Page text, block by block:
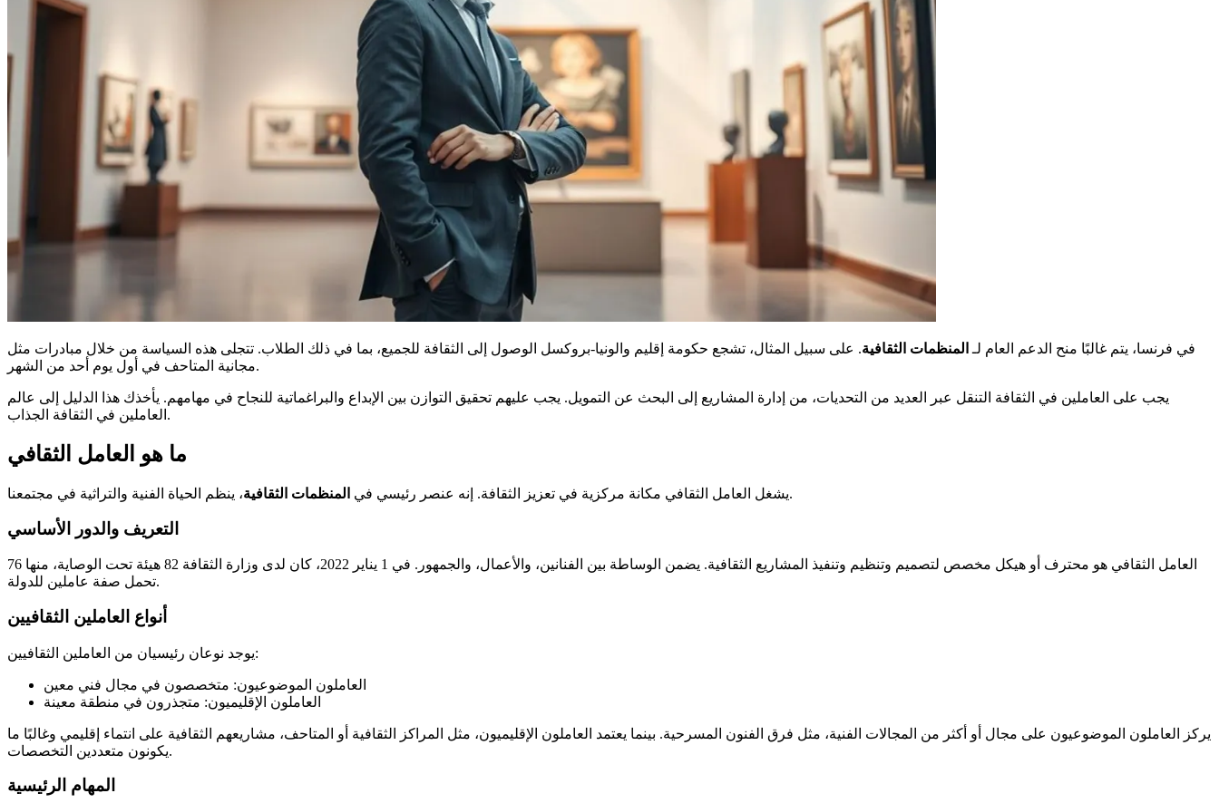
في فرنسا، يتم غالبًا منح الدعم العام لـ المنظمات الثقافية. على سبيل المثال، تشجع حكومة إقليم والونيا-بروكسل الوصول إلى الثقافة للجميع، بما في ذلك الطلاب. تتجلى هذه السياسة من خلال مبادرات مثل
مجانية المتاحف في أول يوم أحد من الشهر.
يجب على العاملين في الثقافة التنقل عبر العديد من التحديات، من إدارة المشاريع إلى البحث عن التمويل. يجب عليهم تحقيق التوازن بين الإبداع والبراغماتية للنجاح في مهامهم. يأخذك هذا الدليل إلى عالم
العاملين في الثقافة الجذاب.
ما هو العامل الثقافي
يشغل العامل الثقافي مكانة مركزية في تعزيز الثقافة. إنه عنصر رئيسي في المنظمات الثقافية ، ينظم الحياة الفنية والتراثية في مجتمعنا.
التعريف والدور الأساسي
العامل الثقافي هو محترف أو هيكل مخصص لتصميم وتنظيم وتنفيذ المشاريع الثقافية. يضمن الوساطة بين الفنانين، والأعمال، والجمهور. في 1 يناير 2022، كان لدى وزارة الثقافة 82 هيئة تحت الوصاية، منها 76
تحمل صفة عاملين للدولة.
أنواع العاملين الثقافيين
يوجد نوعان رئيسيان من العاملين الثقافيين:
العاملون الموضوعيون: متخصصون في مجال فني معين
العاملون الإقليميون: متجذرون في منطقة معينة
يركز العاملون الموضوعيون على مجال أو أكثر من المجالات الفنية، مثل فرق الفنون المسرحية. بينما يعتمد العاملون الإقليميون، مثل المراكز الثقافية أو المتاحف، مشاريعهم الثقافية على انتماء إقليمي وغالبًا ما
يكونون متعددين التخصصات.
المهام الرئيسية